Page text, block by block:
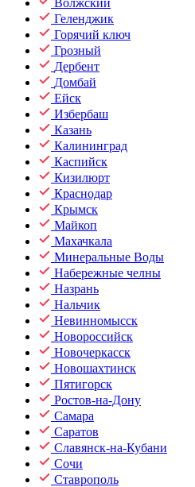
Волжский
Геленджик
Горячий ключ
Грозный
Дербент
Домбай
Ейск
Избербаш
Казань
Калининград
Каспийск
Кизилюрт
Краснодар
Крымск
Майкоп
Махачкала
Минеральные Воды
Набережные челны
Назрань
Нальчик
Невинномысск
Новороссийск
Новочеркасск
Новошахтинск
Пятигорск
Ростов-на-Дону
Самара
Саратов
Славянск-на-Кубани
Сочи
Ставрополь